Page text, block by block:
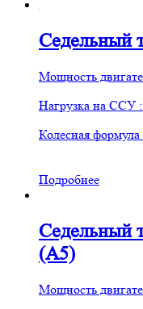
Седельный
Мощность
Нагрузка на ССУ
Колесная формула
Подробнее
Седельный
(A5)
Мощность